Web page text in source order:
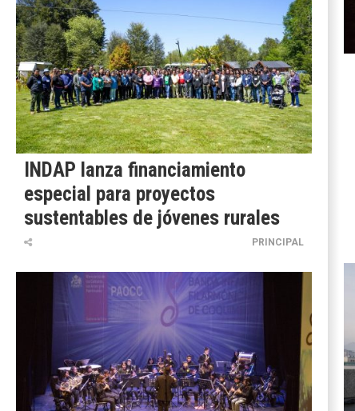
INDAP lanza financiamiento
especial para proyectos
sustentables de jóvenes rurales
PRINCIPAL